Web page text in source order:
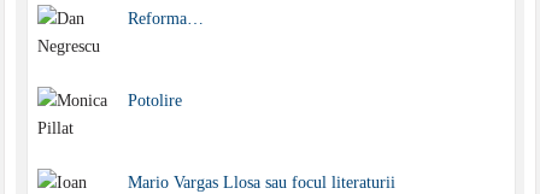
Reforma…
Potolire
Mario Vargas Llosa sau focul literaturii